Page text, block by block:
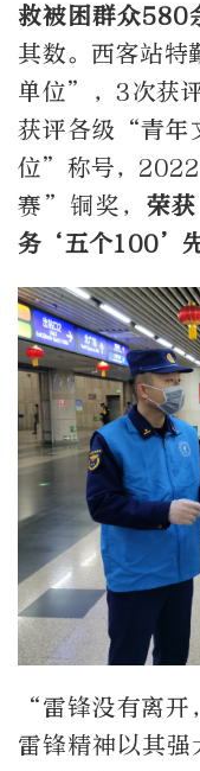
救被困群众580
其数。西客站
单位”，3次获
获评各级“青年
位”称号，2022
赛”铜奖， 荣
务‘五个100’先
“雷锋没有离开
雷锋精神以其强